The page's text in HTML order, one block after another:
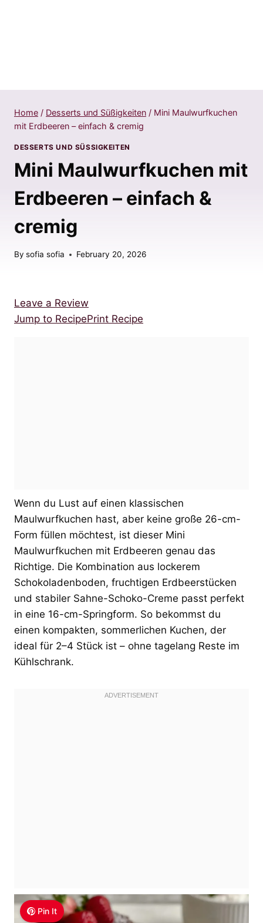
Home / Desserts und Süßigkeiten / Mini Maulwurfkuchen
mit Erdbeeren – einfach & cremig
DESSERTS UND SÜSSIGKEITEN
Mini Maulwurfkuchen mit
Erdbeeren – einfach &
cremig
By sofia sofia February 20, 2026
Jump to RecipePrint Recipe
Leave a Review
Wenn du Lust auf einen klassischen
Maulwurfkuchen hast, aber keine große 26-cm-
Form füllen möchtest, ist dieser Mini
Maulwurfkuchen mit Erdbeeren genau das
Richtige. Die Kombination aus lockerem
Schokoladenboden, fruchtigen Erdbeerstücken
und stabiler Sahne-Schoko-Creme passt perfekt
in eine 16-cm-Springform. So bekommst du
einen kompakten, sommerlichen Kuchen, der
ideal für 2–4 Stück ist – ohne tagelang Reste im
Kühlschrank.
Pin It